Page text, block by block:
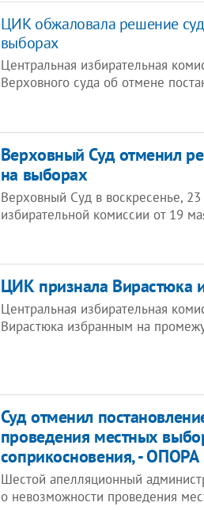
ЦИК обжаловала решение
выборах
Центральная избирательная
Верховного суда об отмене
Верховный Суд отменил
на выборах
Верховный Суд в воскресенье,
избирательной комиссии от 19
ЦИК признала Вирастюка
Центральная избирательная
Вирастюка избранным на
Суд отменил
проведения местных
соприкосновения, - ОПОРА
Шестой апелляционный
о невозможности проведения